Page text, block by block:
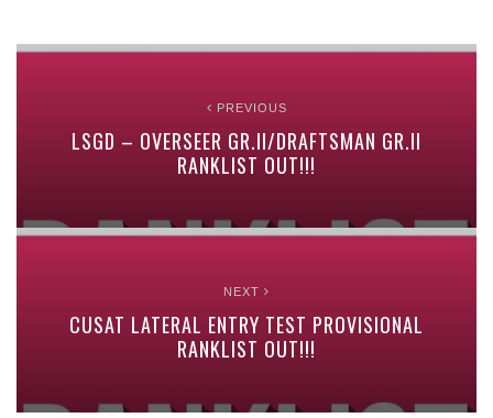
PREVIOUS
LSGD – OVERSEER GR.II/DRAFTSMAN GR.II
RANKLIST OUT!!!
NEXT
CUSAT LATERAL ENTRY TEST PROVISIONAL
RANKLIST OUT!!!